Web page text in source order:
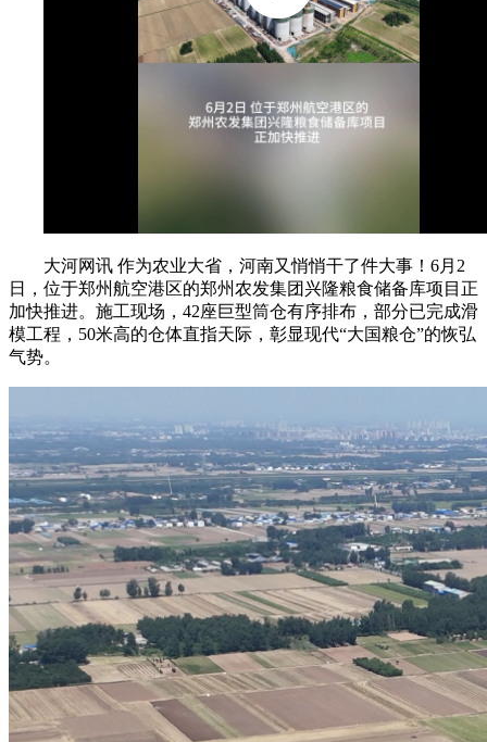
大河网讯 作为农业大省，河南又悄悄干了件大事！6月2
日，位于郑州航空港区的郑州农发集团兴隆粮食储备库项目正
加快推进。施工现场，42座巨型筒仓有序排布，部分已完成滑
模工程，50米高的仓体直指天际，彰显现代“大国粮仓”的恢弘
气势。